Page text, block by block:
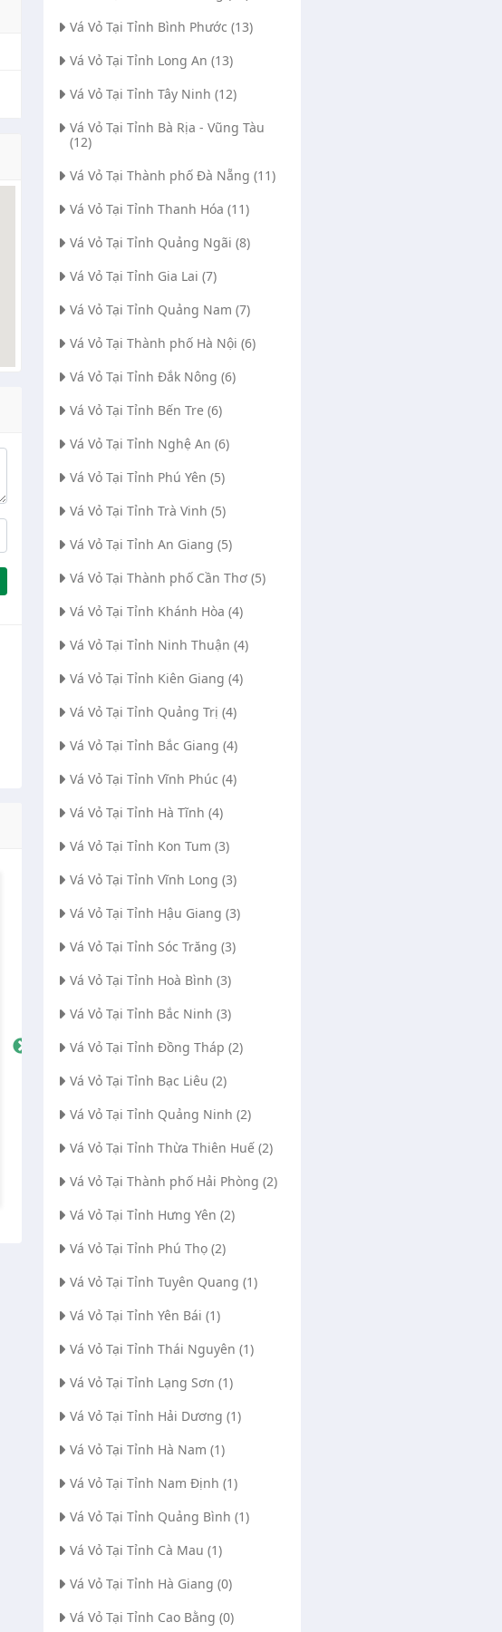
Minh Châu
(0)
1574
Cao tốc cam lộ la sơn , Thị trấn Cam Lộ,
Mở Google Maps
Trần văn Hiếu
25/10/2023
0979246352 0947055125
Vá Vỏ Tại Tỉnh Bình Phước (13)
Vá Vỏ Tại Tỉnh Long An (13)
Vá Vỏ Tại Tỉnh Tây Ninh (12)
Vá Vỏ Tại Tỉnh Bà Rịa - Vũng Tàu
(12)
Vá Vỏ Tại Thành phố Đà Nẵng (11)
Vá Vỏ Tại Tỉnh Thanh Hóa (11)
Vá Vỏ Tại Tỉnh Quảng Ngãi (8)
Vá Vỏ Tại Tỉnh Gia Lai (7)
Vá Vỏ Tại Tỉnh Quảng Nam (7)
Vá Vỏ Tại Thành phố Hà Nội (6)
Vá Vỏ Tại Tỉnh Đắk Nông (6)
Vá Vỏ Tại Tỉnh Bến Tre (6)
Vá Vỏ Tại Tỉnh Nghệ An (6)
Vá Vỏ Tại Tỉnh Phú Yên (5)
Vá Vỏ Tại Tỉnh Trà Vinh (5)
Vá Vỏ Tại Tỉnh An Giang (5)
Vá Vỏ Tại Thành phố Cần Thơ (5)
Vá Vỏ Tại Tỉnh Khánh Hòa (4)
Vá Vỏ Tại Tỉnh Ninh Thuận (4)
Vá Vỏ Tại Tỉnh Kiên Giang (4)
Vá Vỏ Tại Tỉnh Quảng Trị (4)
Vá Vỏ Tại Tỉnh Bắc Giang (4)
Vá Vỏ Tại Tỉnh Vĩnh Phúc (4)
Vá Vỏ Tại Tỉnh Hà Tĩnh (4)
Vá Vỏ Tại Tỉnh Kon Tum (3)
Vá Vỏ Tại Tỉnh Vĩnh Long (3)
Vá Vỏ Tại Tỉnh Hậu Giang (3)
Vá Vỏ Tại Tỉnh Sóc Trăng (3)
Vá Vỏ Tại Tỉnh Hoà Bình (3)
Vá Vỏ Tại Tỉnh Bắc Ninh (3)
Vá Vỏ Tại Tỉnh Đồng Tháp (2)
Vá Vỏ Tại Tỉnh Bạc Liêu (2)
Vá Vỏ Tại Tỉnh Quảng Ninh (2)
Vá Vỏ Tại Tỉnh Thừa Thiên Huế (2)
Vá Vỏ Tại Thành phố Hải Phòng (2)
Vá Vỏ Tại Tỉnh Hưng Yên (2)
Vá Vỏ Tại Tỉnh Phú Thọ (2)
Vá Vỏ Tại Tỉnh Tuyên Quang (1)
Vá Vỏ Tại Tỉnh Yên Bái (1)
Vá Vỏ Tại Tỉnh Thái Nguyên (1)
Vá Vỏ Tại Tỉnh Lạng Sơn (1)
Vá Vỏ Tại Tỉnh Hải Dương (1)
Vá Vỏ Tại Tỉnh Hà Nam (1)
Vá Vỏ Tại Tỉnh Nam Định (1)
Vá Vỏ Tại Tỉnh Quảng Bình (1)
Vá Vỏ Tại Tỉnh Cà Mau (1)
Vá Vỏ Tại Tỉnh Hà Giang (0)
Vá Vỏ Tại Tỉnh Cao Bằng (0)